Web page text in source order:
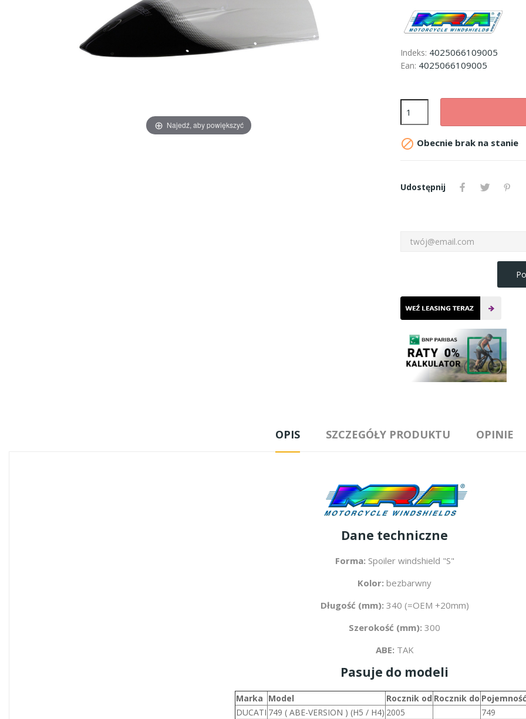
Najedź, aby powiększyć
Indeks: 4025066109005
Ean: 4025066109005
 Obecnie brak na stanie
Udostępnij
OPIS SZCZEGÓŁY PRODUKTU OPINIE
Dane techniczne
Forma: Spoiler windshield "S"
Kolor: bezbarwny
Długość (mm): 340 (=OEM +20mm)
Szerokość (mm): 300
ABE: TAK
Pasuje do modeli
Marka Model Rocznik od Rocznik do
DUCATI 749 ( ABE-VERSION ) (H5 / H4) 2005
749